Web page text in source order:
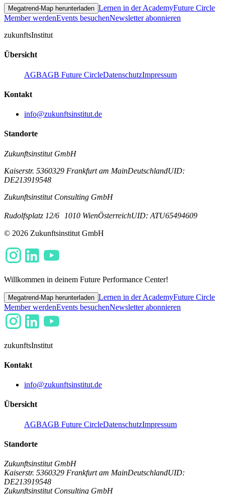
Megatrend-Map herunterladen Lernen in der AcademyFuture Circle
Member werdenEvents besuchenNewsletter abonnieren
zukunftsInstitut
Übersicht
AGBAGB Future CircleDatenschutzImpressum
Kontakt
info@zukunftsinstitut.de
Standorte
Zukunftsinstitut GmbH
Kaiserstr. 5360329 Frankfurt am MainDeutschlandUID:
DE213919548
Zukunftsinstitut Consulting GmbH
Rudolfsplatz 12/6 1010 WienÖsterreichUID: ATU65494609
© 2026 Zukunftsinstitut GmbH
Willkommen in deinem Future Performance Center!
Megatrend-Map herunterladen Lernen in der AcademyFuture Circle
Member werdenEvents besuchenNewsletter abonnieren
zukunftsInstitut
Kontakt
info@zukunftsinstitut.de
Übersicht
AGBAGB Future CircleDatenschutzImpressum
Standorte
Zukunftsinstitut GmbH
Kaiserstr. 5360329 Frankfurt am MainDeutschlandUID:
DE213919548
Zukunftsinstitut Consulting GmbH